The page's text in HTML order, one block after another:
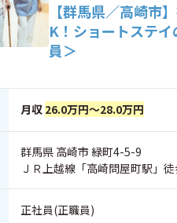
【群馬県／高崎市
K！ショートステ
員＞
月収 26.0万円～28.0万円
群馬県 高崎市 緑町4-5-9
ＪＲ上越線「高崎問屋町駅」
正社員(正職員)